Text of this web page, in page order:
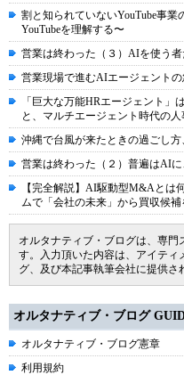
割と知られていないYouTube事
YouTubeを理解する〜
営業は終わった（３）AIを使う
営業現場で進むAIエージェント
「巨大な万能HRエージェント」
と、マルチエージェント時代の人
沖縄で台風が来たときの過ごし
営業は終わった（２）普遍はAI
【完全解説】AI駆動型M&Aとは
ムで「会社の未来」から買収候補
オルタナティブ・ブログは、専門
す。入力頂いた内容は、アイティ
グ、及び本記事執筆会社に提供さ
オルタナティブ・ブログ
オルタナティブ・ブログ憲章
利用規約